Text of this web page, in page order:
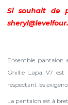
Si souhait de
Ensemble pantalon
Ghillie Lapa V7 est
respectant les
La pantalon est à